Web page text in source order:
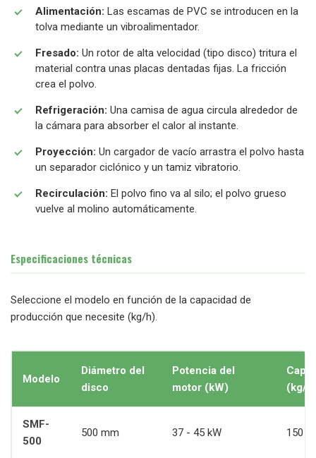
Alimentación: Las escamas de PVC se introducen en la
tolva mediante un vibroalimentador.
Fresado: Un rotor de alta velocidad (tipo disco) tritura el
material contra unas placas dentadas fijas. La fricción
crea el polvo.
Refrigeración: Una camisa de agua circula alrededor de
la cámara para absorber el calor al instante.
Proyección: Un cargador de vacío arrastra el polvo hasta
un separador ciclónico y un tamiz vibratorio.
Recirculación: El polvo fino va al silo; el polvo grueso
vuelve al molino automáticamente.
Especificaciones técnicas
Seleccione el modelo en función de la capacidad de
producción que necesite (kg/h).
Modelo
Diámetro del
disco
Potencia del
motor (kW)
(kg/
SMF-
500
500 mm 37 - 45 kW 150 -